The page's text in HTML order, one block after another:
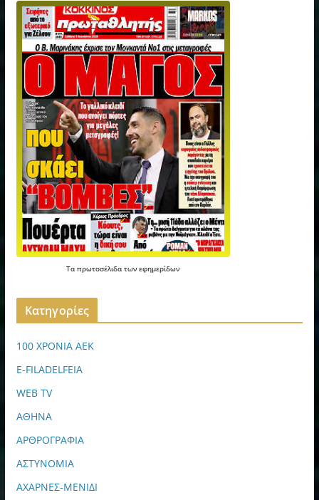
Ταπρωτοσέλιδατωνεφημερίδων
Kατηγορίες
100 ΧΡΟΝΙΑ ΑΕΚ
E-FILADELFEIA
WEB TV
ΑΘΗΝΑ
ΑΡΘΡΟΓΡΑΦΙΑ
ΑΣΤΥΝΟΜΙΑ
ΑΧΑΡΝΕΣ-ΜΕΝΙΔΙ